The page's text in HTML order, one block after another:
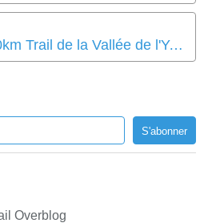
Résultats 10, 15 et 30km Trail de la Vallée de l'Yon 2018
Overblog